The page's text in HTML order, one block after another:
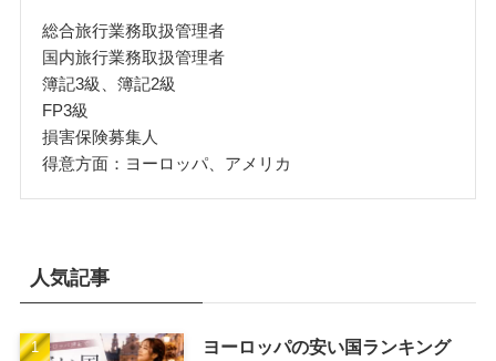
総合旅行業務取扱管理者
国内旅行業務取扱管理者
簿記3級、簿記2級
FP3級
損害保険募集人
得意方面：ヨーロッパ、アメリカ
人気記事
ヨーロッパの安い国ランキング